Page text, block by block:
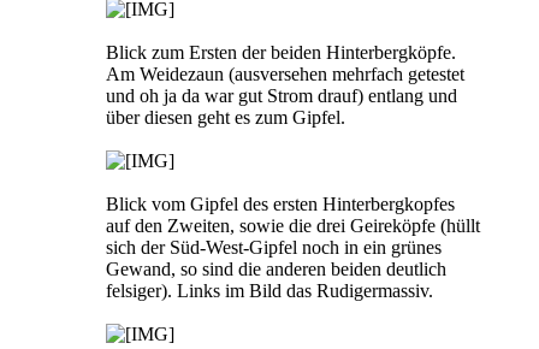
Blick zum Ersten der beiden Hinterbergköpfe.
Am Weidezaun (ausversehen mehrfach getestet
und oh ja da war gut Strom drauf) entlang und
über diesen geht es zum Gipfel.
Blick vom Gipfel des ersten Hinterbergkopfes
auf den Zweiten, sowie die drei Geireköpfe (hüllt
sich der Süd-West-Gipfel noch in ein grünes
Gewand, so sind die anderen beiden deutlich
felsiger). Links im Bild das Rudigermassiv.